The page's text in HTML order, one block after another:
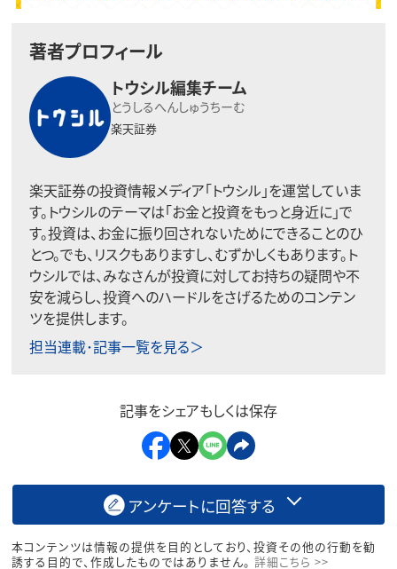
著者プロフィール
トウシル編集チーム
とうしるへんしゅうちーむ
楽天証券
楽天証券の投資情報メディア「トウシル」を運営していま
す。トウシルのテーマは「お金と投資をもっと身近に」で
す。投資は、お金に振り回されないためにできることのひ
とつ。でも、リスクもありますし、むずかしくもあります。ト
ウシルでは、みなさんが投資に対してお持ちの疑問や不
安を減らし、投資へのハードルをさげるためのコンテン
ツを提供します。
担当連載･記事一覧を見る＞
記事をシェアもしくは保存
アンケートに回答する
本コンテンツは情報の提供を目的としており、投資その他の行動を勧
誘する目的で、作成したものではありません。 詳細こちら >>